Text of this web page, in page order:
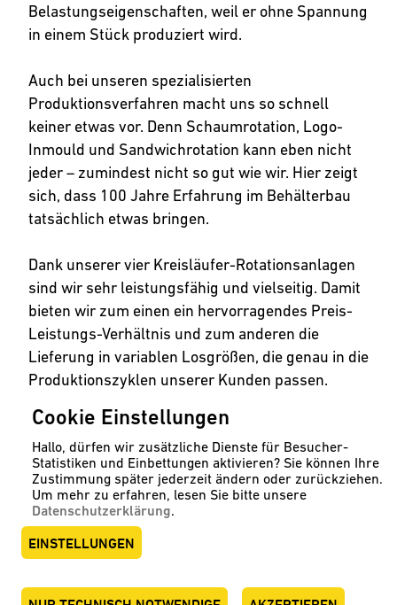
Belastungseigenschaften, weil er ohne Spannung
in einem Stück produziert wird.
Auch bei unseren spezialisierten
Produktionsverfahren macht uns so schnell
keiner etwas vor. Denn Schaumrotation, Logo-
Inmould und Sandwichrotation kann eben nicht
jeder – zumindest nicht so gut wie wir. Hier zeigt
sich, dass 100 Jahre Erfahrung im Behälterbau
tatsächlich etwas bringen.
Dank unserer vier Kreisläufer-Rotationsanlagen
sind wir sehr leistungsfähig und vielseitig. Damit
bieten wir zum einen ein hervorragendes Preis-
Leistungs-Verhältnis und zum anderen die
Lieferung in variablen Losgrößen, die genau in die
Produktionszyklen unserer Kunden passen.
Mit einem Rotationsdurchmesser von 3,6 Metern
können wir Behälter bis ca. 3 Metern Länge und
10.000 Litern Inhalt herstellen. Kleinere Teile
fertigen wir auf unseren anderen drei Anlagen.
www.speidel-rotationsformen.de in einem
neuen Tab öffnen
Cookie Einstellungen
Hallo, dürfen wir zusätzliche Dienste für Besucher-
Statistiken und Einbettungen aktivieren? Sie können Ihre
Zustimmung später jederzeit ändern oder zurückziehen.
Um mehr zu erfahren, lesen Sie bitte unsere
Datenschutzerklärung.
EINSTELLUNGEN